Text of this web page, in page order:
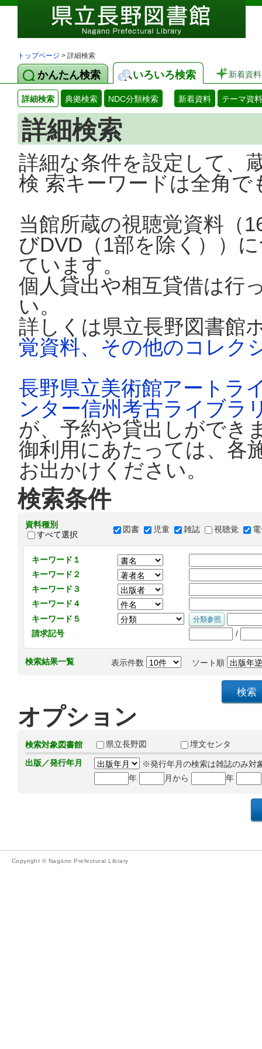
トップページ > 詳細検索
かんたん検索 いろいろ検索 新着資料
詳細検索 典拠検索 NDC分類検索 新着資料 テーマ資料
詳細検索
詳細な条件を設定して、
検 索キーワードは全角
当館所蔵の視聴覚資料（
びDVD（1部を除く））
ています。
個人貸出や相互貸借は行
い。
詳しくは県立長野図書館
覚資料、その他のコレク
長野県立美術館アートラ
ンター信州考古ライブラ
が、予約や貸出しができ
御利用にあたっては、各
お出かけください。
検索条件
資料種別
すべて選択
図書 児童 雑誌 視聴覚
キーワード１
キーワード２
キーワード３
キーワード４
キーワード５
請求記号
/
検索結果一覧 表示件数 ソート順
オプション
検索対象図書館 県立長野図
埋文センタ
出版／発行年月
※発行年月の検索は雑誌のみ対
年
月から 年
Copyright © Nagano Prefectural Library